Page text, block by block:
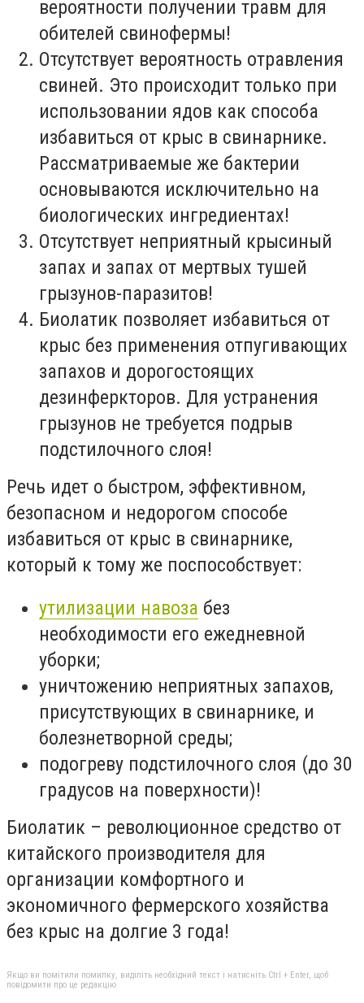
вероятности получении травм для
обителей свинофермы!
Отсутствует вероятность отравления
свиней. Это происходит только при
использовании ядов как способа
избавиться от крыс в свинарнике.
Рассматриваемые же бактерии
основываются исключительно на
биологических ингредиентах!
Отсутствует неприятный крысиный
запах и запах от мертвых тушей
грызунов-паразитов!
Биолатик позволяет избавиться от
крыс без применения отпугивающих
запахов и дорогостоящих
дезинферкторов. Для устранения
грызунов не требуется подрыв
подстилочного слоя!
Речь идет о быстром, эффективном,
безопасном и недорогом способе
избавиться от крыс в свинарнике,
который к тому же поспособствует:
утилизации навоза без
необходимости его ежедневной
уборки;
уничтожению неприятных запахов,
присутствующих в свинарнике, и
болезнетворной среды;
подогреву подстилочного слоя (до 30
градусов на поверхности)!
Биолатик – революционное средство от
китайского производителя для
организации комфортного и
экономичного фермерского хозяйства
без крыс на долгие 3 года!
Якщо ви помітили помилку, виділіть необхідний текст і натисніть Ctrl + Enter, щоб
повідомити про це редакцію